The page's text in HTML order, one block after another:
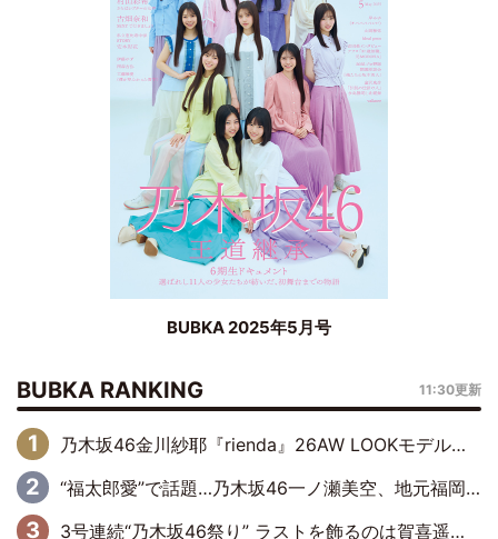
BUBKA 2025年5月号
BUBKA RANKING 11:30更新
乃木坂46金川紗耶『rienda』26AW LOOKモデルに就任
“福太郎愛”で話題…乃木坂46一ノ瀬美空、地元福岡『めんべい25周年トップサポーター』に就任
3号連続“乃木坂46祭り” ラストを飾るのは賀喜遥香…5年ぶりの登場に「5年分大人になった私を見ていただけたら」